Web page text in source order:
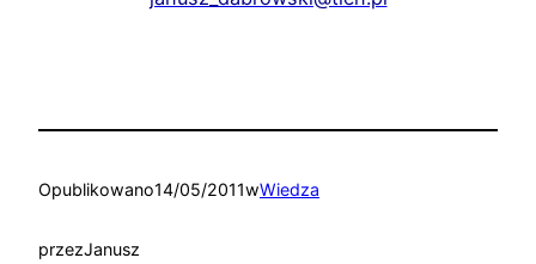
Opublikowano14/05/2011wWiedza
przezJanusz